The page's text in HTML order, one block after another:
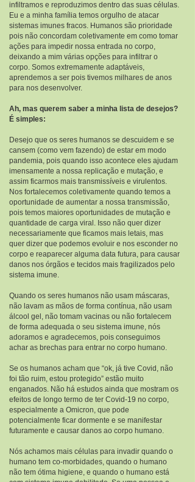
infiltramos e reproduzimos dentro das suas células.
Eu e a minha família temos orgulho de atacar
sistemas imunes fracos. Humanos são prioridade
pois não concordam coletivamente em como tomar
ações para impedir nossa entrada no corpo,
deixando a mim várias opções para infiltrar o
corpo. Somos extremamente adaptáveis,
aprendemos a ser pois tivemos milhares de anos
para nos desenvolver.
Ah, mas querem saber a minha lista de desejos?
É simples:
Desejo que os seres humanos se descuidem e se
cansem (como vem fazendo) de estar em modo
pandemia, pois quando isso acontece eles ajudam
imensamente a nossa replicação e mutação, e
assim ficarmos mais transmissíveis e virulentos.
Nos fortalecemos coletivamente quando temos a
oportunidade de aumentar a nossa transmissão,
pois temos maiores oportunidades de mutação e
quantidade de carga viral. Isso não quer dizer
necessariamente que ficamos mais letais, mas
quer dizer que podemos evoluir e nos esconder no
corpo e reaparecer alguma data futura, para causar
danos nos órgãos e tecidos mais fragilizados pelo
sistema imune.
Quando os seres humanos não usam máscaras,
não lavam as mãos de forma contínua, não usam
álcool gel, não tomam vacinas ou não fortalecem
de forma adequada o seu sistema imune, nós
adoramos e agradecemos, pois conseguimos
achar as brechas para entrar no corpo humano.
Se os humanos acham que “ok, já tive Covid, não
foi tão ruim, estou protegido” estão muito
enganados. Não há estudos ainda que mostram os
efeitos de longo termo de ter Covid-19 no corpo,
especialmente a Omicron, que pode
potencialmente ficar dormente e se manifestar
futuramente e causar danos ao corpo humano.
Nós achamos mais células para invadir quando o
humano tem co-morbidades, quando o humano
não tem ótima higiene, e quando o humano está